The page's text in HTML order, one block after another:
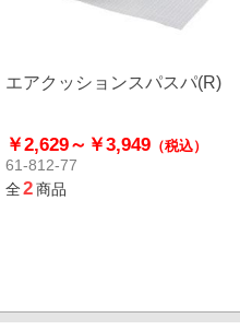
エアクッションスパスパ(R)
￥2,629～ ￥3,949 （税込）
61-812-77
全2商品